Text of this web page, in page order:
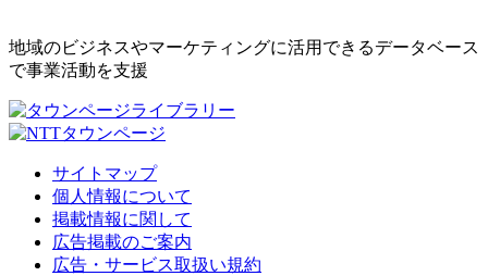
地域のビジネスやマーケティングに活用できるデータベース
で事業活動を支援
サイトマップ
個人情報について
掲載情報に関して
広告掲載のご案内
広告・サービス取扱い規約